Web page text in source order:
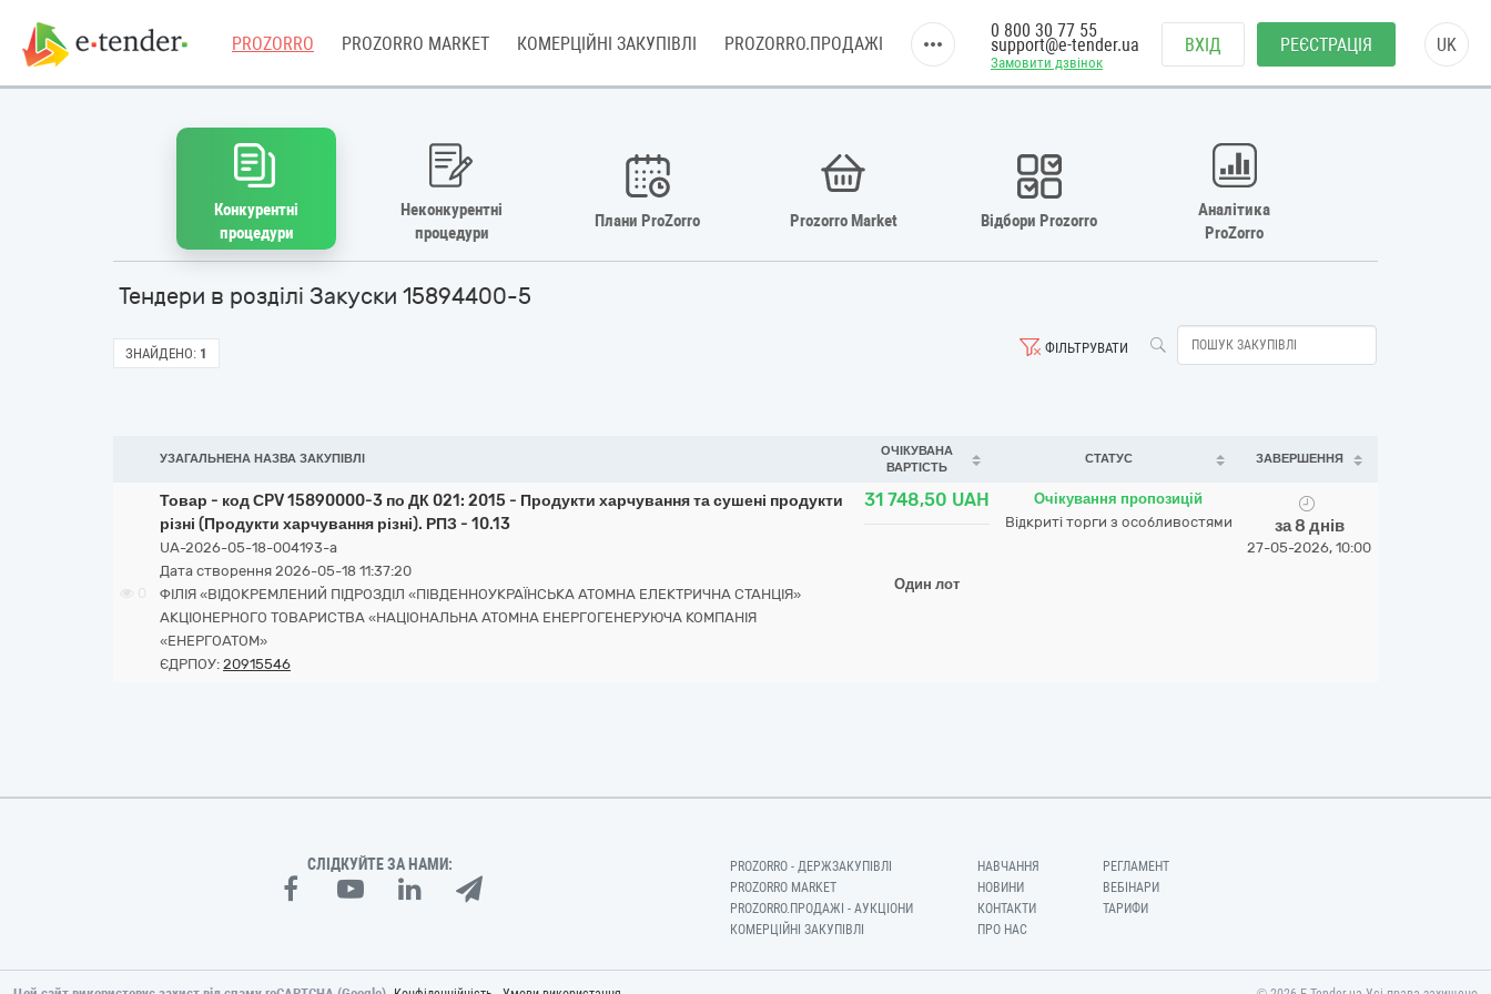
PROZORRO PROZORRO MARKET КОМЕРЦІЙНІ ЗАКУПІВЛІ PROZORRO.ПРОДАЖІ
Замовити дзвінок
0 800 30 77 55
support@e-tender.ua ВХІД РЕЄСТРАЦІЯ UK
Конкурентні
процедури
Неконкурентні
процедури
Плани ProZorro Prozorro Market Відбори Prozorro
Аналітика
ProZorro
Тендери в розділі Закуски 15894400-5
ФІЛЬТРУВАТИ
ЗНАЙДЕНО: 1
УЗАГАЛЬНЕНА НАЗВА ЗАКУПІВЛІ
ОЧІКУВАНА
ВАРТІСТЬ
СТАТУС ЗАВЕРШЕННЯ
Товар - код СPV 15890000-3 по ДК 021: 2015 - Продукти харчування та сушені продукти
різні (Продукти харчування різні). РПЗ - 10.13
UA-2026-05-18-004193-a
Дата створення 2026-05-18 11:37:20
ФІЛІЯ «ВІДОКРЕМЛЕНИЙ ПІДРОЗДІЛ «ПІВДЕННОУКРАЇНСЬКА АТОМНА ЕЛЕКТРИЧНА СТАНЦІЯ»
АКЦІОНЕРНОГО ТОВАРИСТВА «НАЦІОНАЛЬНА АТОМНА ЕНЕРГОГЕНЕРУЮЧА КОМПАНІЯ
«ЕНЕРГОАТОМ»
ЄДРПОУ: 20915546
31 748,50 UAH
Один лот
Очікування пропозицій
Відкриті торги з особливостями
за 8 днів
27-05-2026, 10:00
СЛІДКУЙТЕ ЗА НАМИ:
PROZORRO - ДЕРЖЗАКУПІВЛІ
PROZORRO MARKET
PROZORRO.ПРОДАЖІ - АУКЦІОНИ
КОМЕРЦІЙНІ ЗАКУПІВЛІ
НАВЧАННЯ
НОВИНИ
КОНТАКТИ
ПРО НАС
РЕГЛАМЕНТ
ВЕБІНАРИ
ТАРИФИ